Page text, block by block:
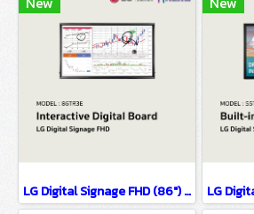
LG Digital Signage FHD (86") TR3E